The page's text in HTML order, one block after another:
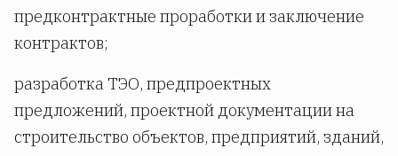
предконтрактные проработки и заключение
контрактов;
разработка ТЭО, предпроектных
предложений, проектной документации на
строительство объектов, предприятий, зданий,